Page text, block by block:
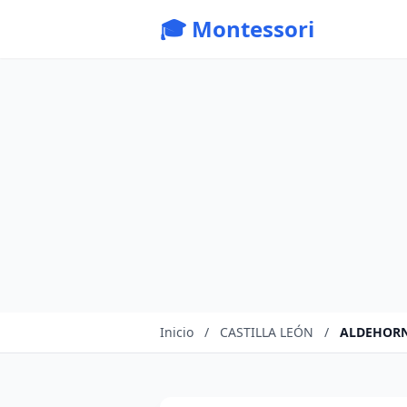
🎓 Montessori
Inicio / CASTILLA LEÓN /